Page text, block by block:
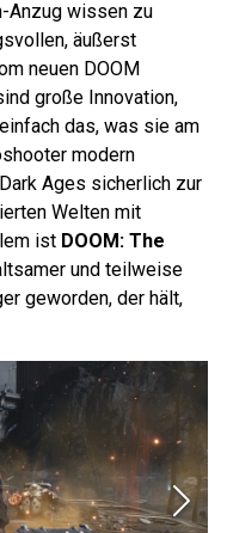
Anzug wissen zu
äußerst
neuen DOOM
große Innovation,
das, was sie am
modern
Ages sicherlich zur
Welten mit
ist DOOM: The
und teilweise
geworden, der hält,